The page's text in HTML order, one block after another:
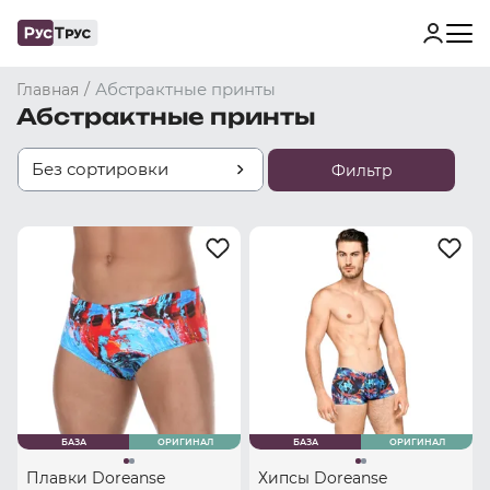
Главная / Абстрактные принты
Абстрактные принты
Без сортировки Фильтр
БАЗА ОРИГИНАЛ
Плавки Doreanse
БАЗА ОРИГИНАЛ
Хипсы Doreanse